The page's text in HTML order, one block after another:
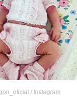
/ Instagram